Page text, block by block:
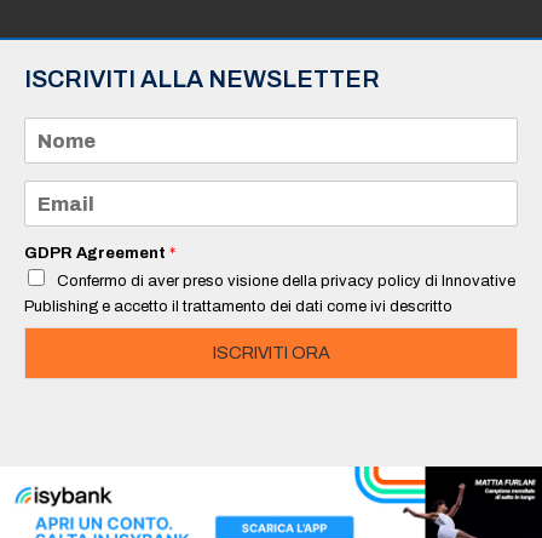
ISCRIVITI ALLA NEWSLETTER
m
e
a
i
*
GDPR Agreement *
Confermo di aver preso visione della privacy policy di Innovative
Publishing e accetto il trattamento dei dati come ivi descritto
ISCRIVITI ORA